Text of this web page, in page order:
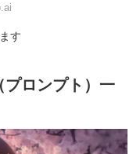
す
プロンプト）一